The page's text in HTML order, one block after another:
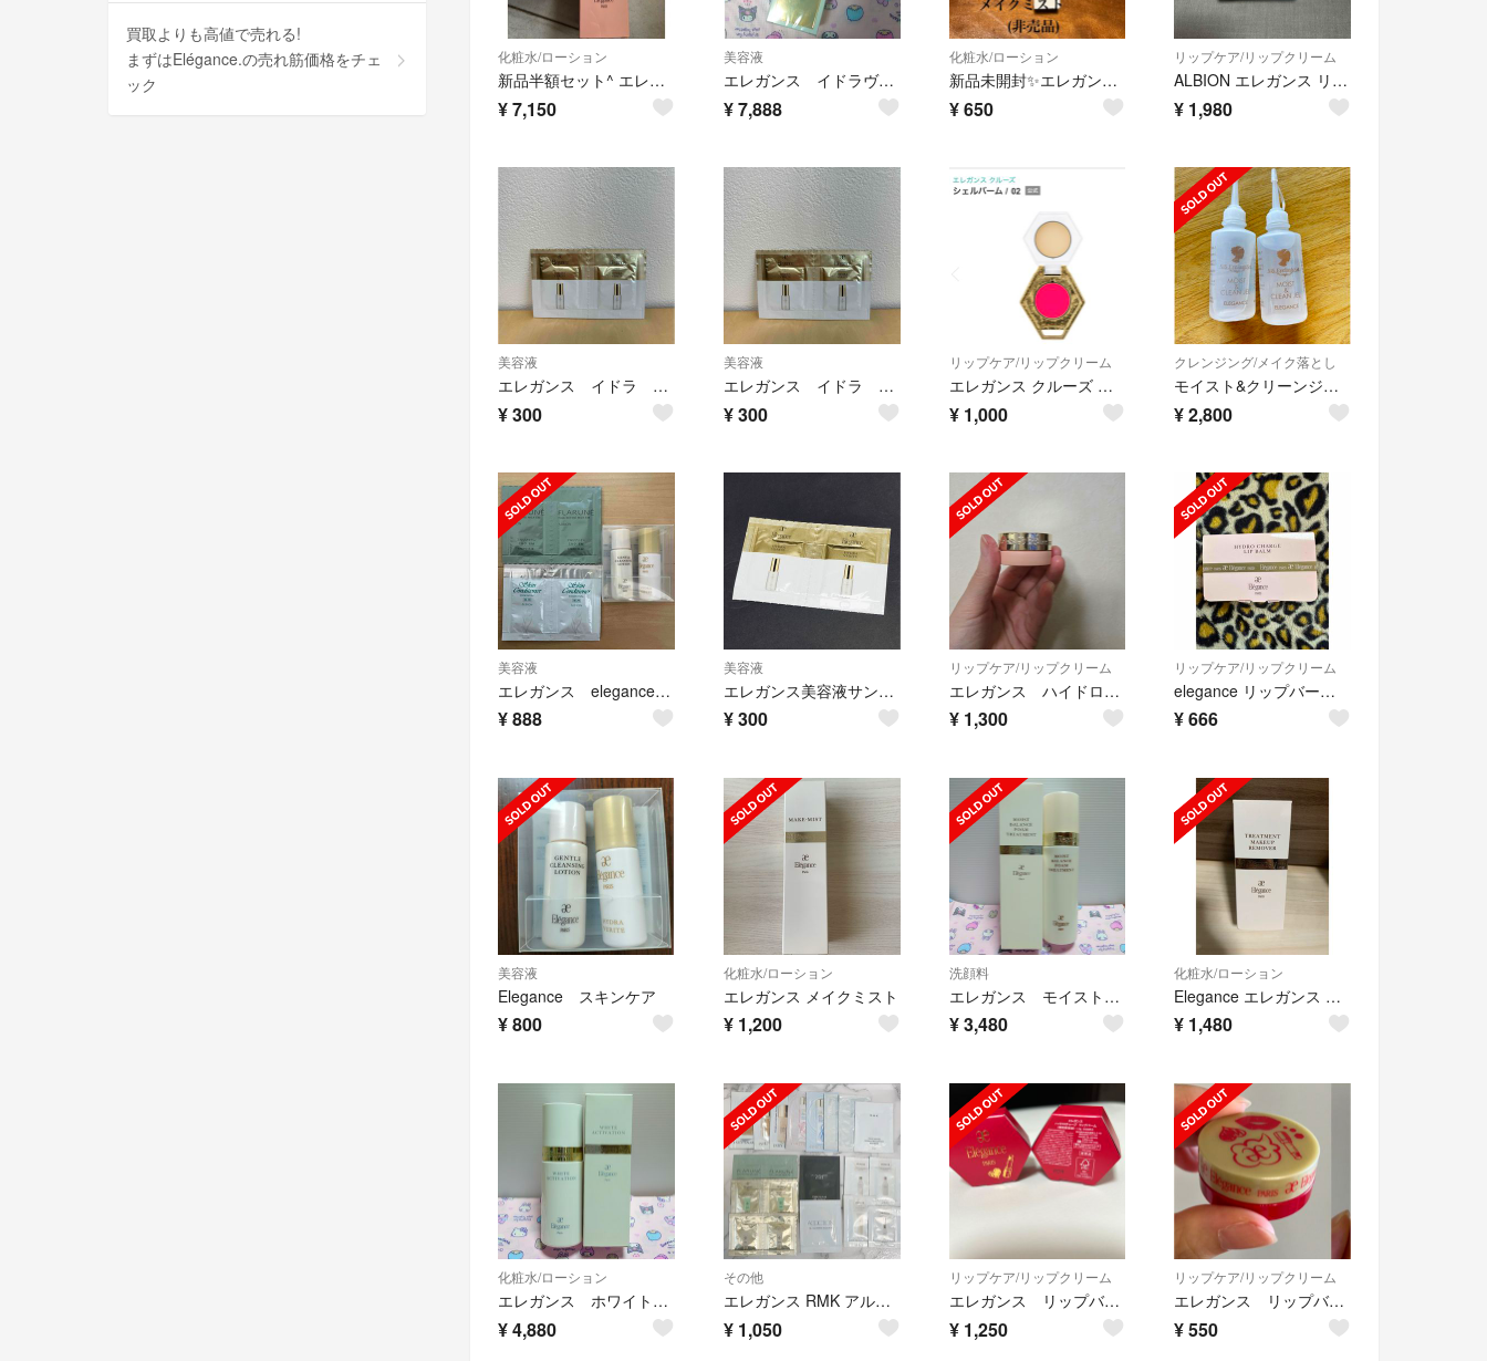
化粧水/ローション
新品半額セット^ エレガンス ハイドロチャージ ウォーター クリーム
¥7,150
美容液
エレガンス イドラヴェリテ 美容液 80ml
¥7,888
化粧水/ローション
新品未開封✨エレガンス✨メイクミスト✨サンプル非売品✨15ml
¥650
リップケア/リップクリーム
ALBION エレガンス リップコート パウダー 01
¥ 1,980
美容液
エレガンス イドラ ヴェリテ 試供品
¥300
美容液
エレガンス イドラ ヴェリテ 試供品
¥300
リップケア/リップクリーム
エレガンス クルーズ シェルバーム
¥ 1,000
クレンジング/メイク落とし
モイスト&クリーンジェル60ml
¥2,800
美容液
エレガンス elegance イドラヴェリテ美容液&クレンジングローション
¥888
美容液
エレガンス美容液サンプル ２個
¥300
リップケア/リップクリーム
エレガンス ハイドロチャージリップバーム
¥ 1,300
リップケア/リップクリーム
elegance リップバーム 非売品
¥666
美容液
Elegance スキンケア
¥800
化粧水/ローション
エレガンス メイクミスト
¥ 1,200
洗顔料
エレガンス モイストバランス フォームトリートメント 洗顔料
¥3,480
化粧水/ローション
Elegance エレガンス トリートメント メイクアップ リムーバー
¥ 1,480
化粧水/ローション
エレガンス ホワイトアクティベーション
¥4,880
その他
エレガンス RMK アルビオン MAC 試供品 まとめ売り 20個
¥ 1,050
リップケア/リップクリーム
エレガンス リップバーム
¥ 1,250
リップケア/リップクリーム
エレガンス リップバーム
¥550
買取よりも高値で売れる!
まずはElégance.の売れ筋価格をチェ
ック